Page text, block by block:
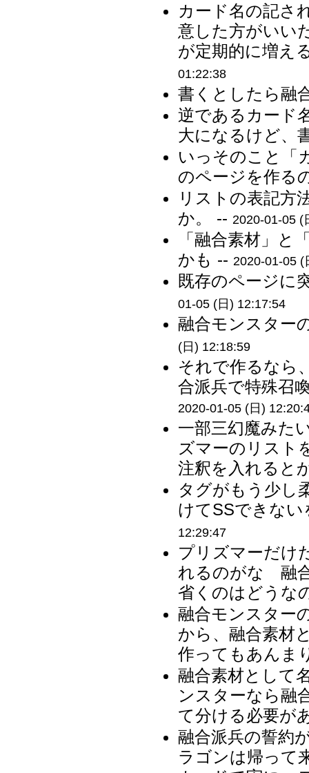
カード名の記さ
意した方がいい
が定期的に増え
01:22:38
書くとしたら融
逆であるカード
大になるけど、
いっそのこと「
のページを作る
リストの表記方
か。 -- 2020-01-05 (
「融合素材」
かも -- 2020-01-05 (
既存のページに
01-05 (日) 12:17:54
融合モンスター
(日) 12:18:59
それで作るなら
合派兵で特殊召
2020-01-05 (日)
一部三幻魔みた
ズマーのリスト
注釈を入れると
タグがもう少し
けてSSできな
12:29:47
プリズマーだけ
れるのがな 融
省くのはどうな
融合モンスター
から、融合素材
作ってもあんま
融合素材として
ンスターなら融
て分ける必要が
融合派兵の誓約
ラゴンは帰って